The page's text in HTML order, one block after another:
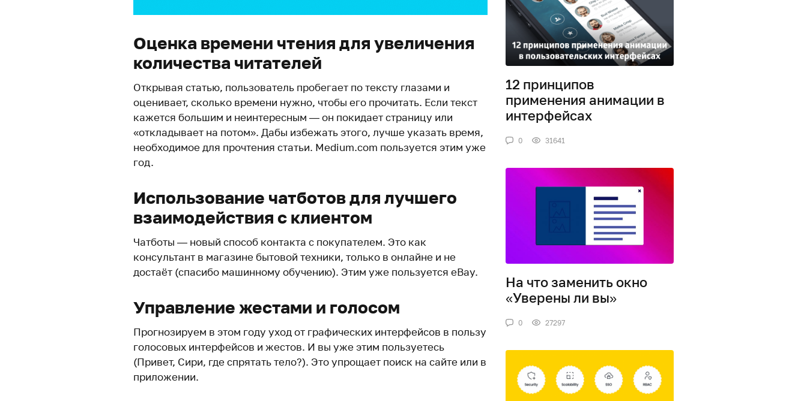
Оценка времени чтения для увеличения
количества читателей
Открывая статью, пользователь пробегает по тексту глазами и
оценивает, сколько времени нужно, чтобы его прочитать. Если текст
кажется большим и неинтересным — он покидает страницу или
«откладывает на потом». Дабы избежать этого, лучше указать время,
необходимое для прочтения статьи. Medium.com пользуется этим уже
год.
Использование чатботов для лучшего
взаимодействия с клиентом
Чатботы — новый способ контакта с покупателем. Это как
консультант в магазине бытовой техники, только в онлайне и не
достаёт (спасибо машинному обучению). Этим уже пользуется eBay.
Управление жестами и голосом
Прогнозируем в этом году уход от графических интерфейсов в пользу
голосовых интерфейсов и жестов. И вы уже этим пользуетесь
(Привет, Сири, где спрятать тело?). Это упрощает поиск на сайте или в
приложении.
12 принципов
применения анимации в
интерфейсах
0 31641
На что заменить окно
«Уверены ли вы»
0 27297